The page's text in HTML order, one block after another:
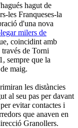
hagut de
les Franqueses-la
d'una nova
milers de
coincidint amb
de Torni
sempre que la
maig.
les distàncies
al seu pas per davant
evitar contactes i
que anaven en
Granollers.